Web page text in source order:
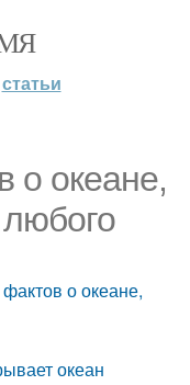
статьи
о океане,
о океане,
океан